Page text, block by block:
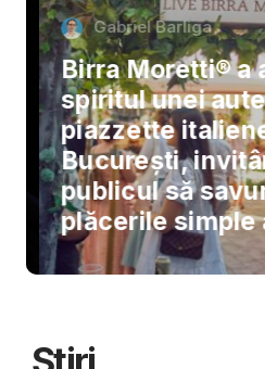
Gabriel Barliga
Birra Moretti® a
spiritul unei
piazzette italiene
București,
publicul să
plăcerile simple